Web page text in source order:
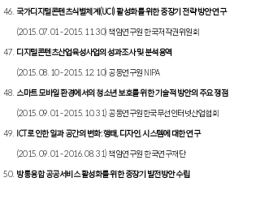
국가디지털콘텐츠식별체계(UCI) 활성화를 위한 중장기 전략 방안 연구
(2015. 07. 01 - 2015. 11. 30) 책임연구원 한국저작권위원회
디지털콘텐츠산업육성사업의 성과조사 및 분석용역
(2015. 08. 10 - 2015. 12. 10) 공동연구원 NIPA
스마트 모바일 환경에서의 청소년 보호를 위한 기술적 방안의 주요 쟁점
(2015. 09. 01 - 2015. 10. 31) 공동연구원한국무선인터넷산업협회
ICT로 인한 일과 공간의 변화: 행태, 디자인, 시스템에 대한 연구
(2015. 09. 01 - 2016. 08. 31) 책임연구원 한국연구재단
방통융합 공공서비스 활성화를 위한 중장기 발전방안 수립